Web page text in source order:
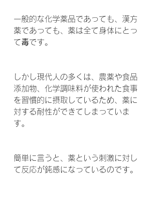
一般的な化学薬品であっても、漢方
薬であっても、薬は全て身体にとっ
て毒です。
しかし現代人の多くは、農薬や食品
添加物、化学調味料が使われた食事
を習慣的に摂取しているため、薬に
対する耐性ができてしまっていま
す。
簡単に言うと、薬という刺激に対し
て反応が鈍感になっているのです。